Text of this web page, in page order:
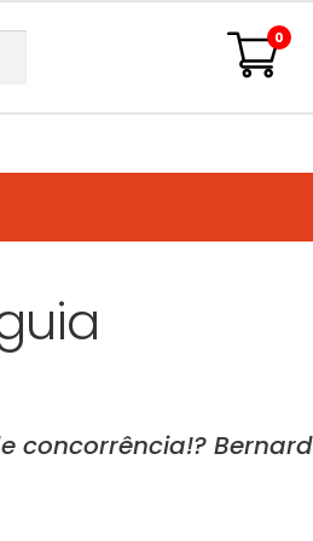
0
concorrência!?